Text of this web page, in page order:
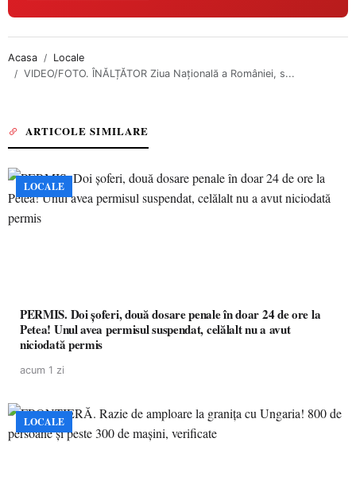
Acasa
Locale
VIDEO/FOTO. ÎNĂLȚĂTOR Ziua Națională a României, s...
ARTICOLE SIMILARE
LOCALE
PERMIS. Doi șoferi, două dosare penale în doar 24 de ore la
Petea! Unul avea permisul suspendat, celălalt nu a avut
niciodată permis
acum 1 zi
LOCALE